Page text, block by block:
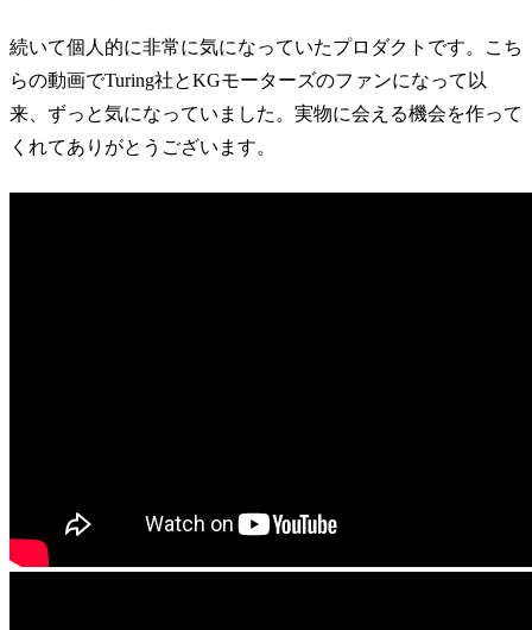
続いて個人的に非常に気になっていたプロダクトです。こち
らの動画でTuring社とKGモーターズのファンになって以
来、ずっと気になっていました。実物に会える機会を作って
くれてありがとうございます。